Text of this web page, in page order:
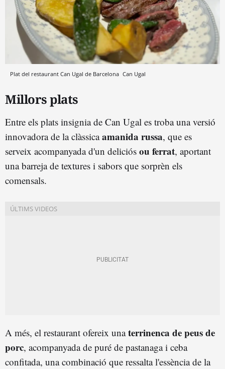
Plat del restaurant Can Ugal de Barcelona Can Ugal
Millors plats
Entre els plats insignia de Can Ugal es troba una versió
innovadora de la clàssicaamanida russa, que es
serveix acompanyada d'un deliciós ou ferrat, aportant
una barreja de textures i sabors que sorprèn els
comensals.
A més, el restaurant ofereix unaterrinenca de peus de
porc, acompanyada de puré de pastanaga i ceba
confitada, una combinació que ressalta l'essència de la